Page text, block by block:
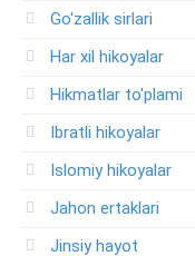
Go'zallik sirlari
Har xil hikoyalar
Hikmatlar to'plami
Ibratli hikoyalar
Islomiy hikoyalar
Jahon ertaklari
Jinsiy hayot